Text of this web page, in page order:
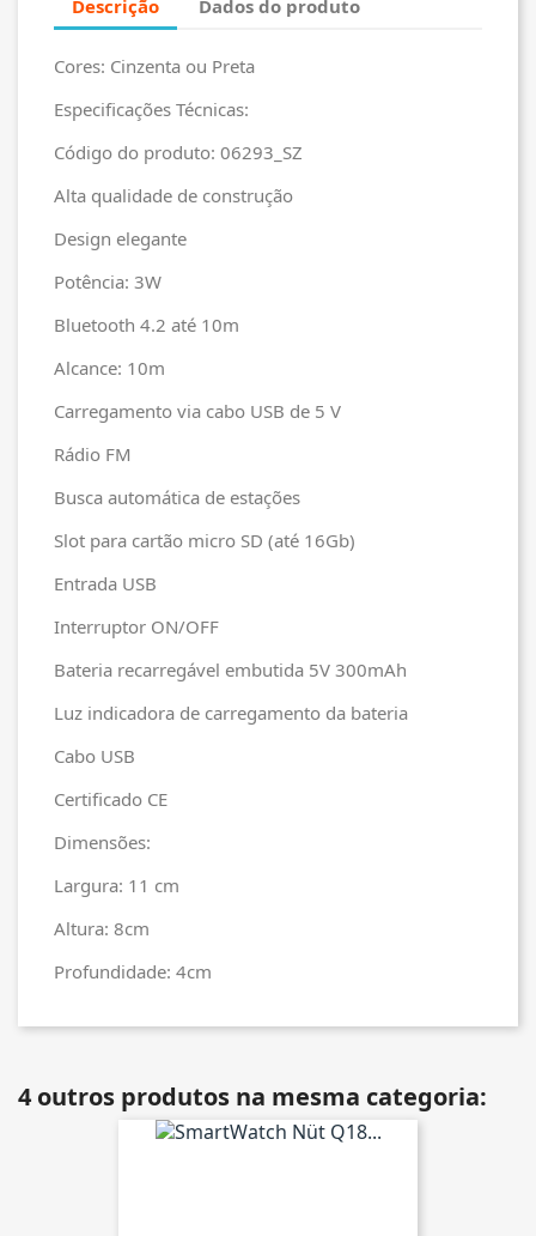
Descrição Dados do produto
Cores: Cinzenta ou Preta
Especificações Técnicas:
Código do produto: 06293_SZ
Alta qualidade de construção
Design elegante
Potência: 3W
Bluetooth 4.2 até 10m
Alcance: 10m
Carregamento via cabo USB de 5 V
Rádio FM
Busca automática de estações
Slot para cartão micro SD (até 16Gb)
Entrada USB
Interruptor ON/OFF
Bateria recarregável embutida 5V 300mAh
Luz indicadora de carregamento da bateria
Cabo USB
Certificado CE
Dimensões:
Largura: 11 cm
Altura: 8cm
Profundidade: 4cm
4 outros produtos na mesma categoria: